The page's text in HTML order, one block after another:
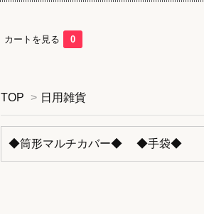
カートを見る 0
TOP > 日用雑貨
◆筒形マルチカバー◆ ◆手袋◆